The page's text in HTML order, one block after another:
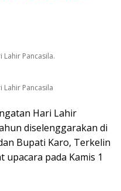
Pancasila.
Lahir Pancasila
Hari Lahir
diselenggarakan di
Bupati Karo, Terkelin
pada Kamis 1